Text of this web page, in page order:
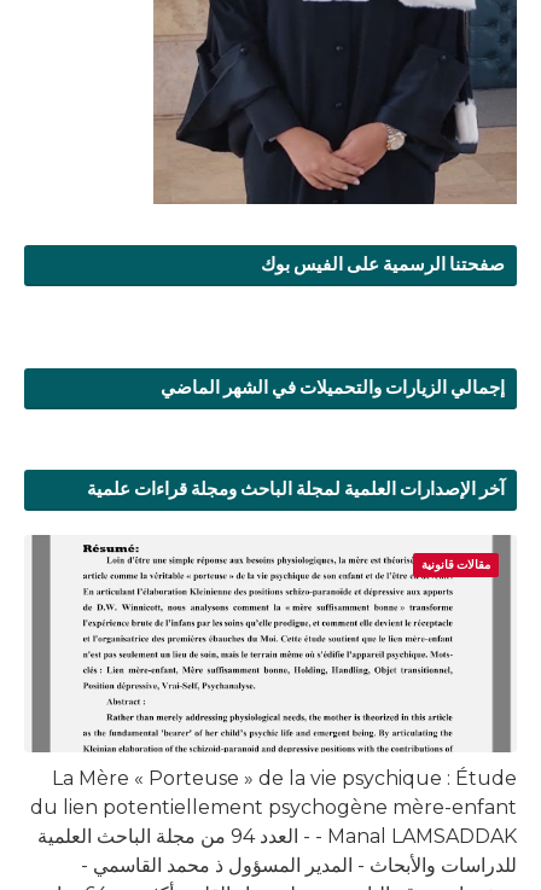
صفحتنا الرسمية على الفيس بوك
إجمالي الزيارات والتحميلات في الشهر الماضي
آخر الإصدارات العلمية لمجلة الباحث ومجلة قراءات علمية
مقالات قانونية
La Mère « Porteuse » de la vie psychique : Étude
du lien potentiellement psychogène mère-enfant
- Manal LAMSADDAK - العدد 94 من مجلة الباحث العلمية
للدراسات والأبحاث - المدير المسؤول ذ محمد القاسمي -